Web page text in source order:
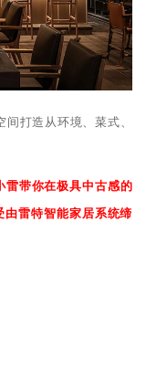
打造从环境、菜式、
雷带你在极具中古感的
雷特智能家居系统缔